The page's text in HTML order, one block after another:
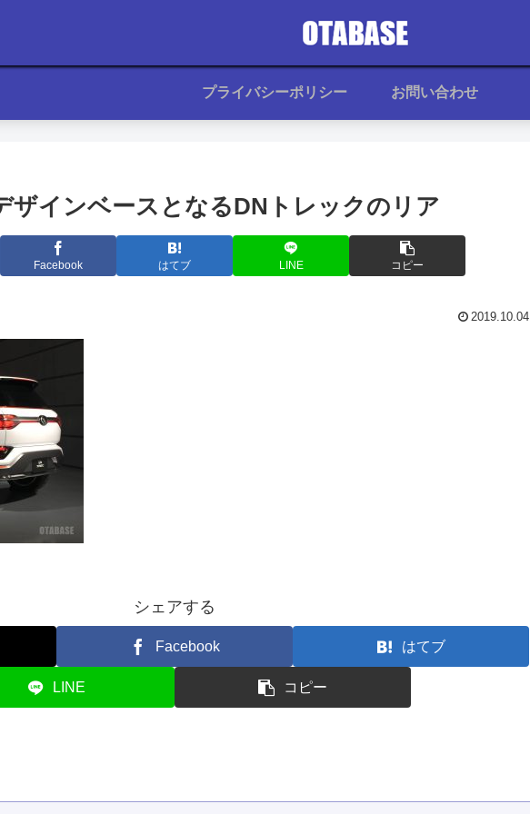
プライバシーポリシー お問い合わせ
ザインベースとなるDNトレックのリア
Facebook はてブ LINE コピー
2019.10.04
シェアする
Facebook はてブ
LINE コピー